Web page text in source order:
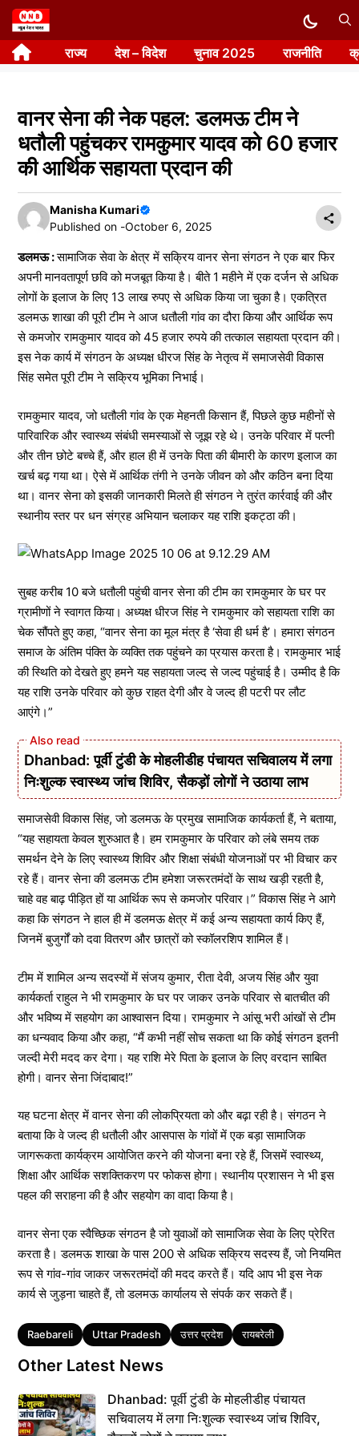
Skip
to
content राज्य देश – विदेश चुनाव 2025 राजनीति
वानर सेना की नेक पहल: डलमऊ टीम ने
धतौली पहुंचकर रामकुमार यादव को 60 हजार
की आर्थिक सहायता प्रदान की
Manisha Kumari
Published on -October 6, 2025
डलमऊ :सामाजिक सेवा के क्षेत्र में सक्रिय वानर सेना संगठन ने एक बार फिर
अपनी मानवतापूर्ण छवि को मजबूत किया है। बीते 1 महीने में एक दर्जन से अधिक
लोगों के इलाज के लिए 13 लाख रुपए से अधिक किया जा चुका है। एकत्रित
डलमऊ शाखा की पूरी टीम ने आज धतौली गांव का दौरा किया और आर्थिक रूप
से कमजोर रामकुमार यादव को 45 हजार रुपये की तत्काल सहायता प्रदान की।
इस नेक कार्य में संगठन के अध्यक्ष धीरज सिंह के नेतृत्व में समाजसेवी विकास
सिंह समेत पूरी टीम ने सक्रिय भूमिका निभाई।
रामकुमार यादव, जो धतौली गांव के एक मेहनती किसान हैं, पिछले कुछ महीनों से
पारिवारिक और स्वास्थ्य संबंधी समस्याओं से जूझ रहे थे। उनके परिवार में पत्नी
और तीन छोटे बच्चे हैं, और हाल ही में उनके पिता की बीमारी के कारण इलाज का
खर्च बढ़ गया था। ऐसे में आर्थिक तंगी ने उनके जीवन को और कठिन बना दिया
था। वानर सेना को इसकी जानकारी मिलते ही संगठन ने तुरंत कार्रवाई की और
स्थानीय स्तर पर धन संग्रह अभियान चलाकर यह राशि इकट्ठा की।
सुबह करीब 10 बजे धतौली पहुंची वानर सेना की टीम का रामकुमार के घर पर
ग्रामीणों ने स्वागत किया। अध्यक्ष धीरज सिंह ने रामकुमार को सहायता राशि का
चेक सौंपते हुए कहा, “वानर सेना का मूल मंत्र है ‘सेवा ही धर्म है’। हमारा संगठन
समाज के अंतिम पंक्ति के व्यक्ति तक पहुंचने का प्रयास करता है। रामकुमार भाई
की स्थिति को देखते हुए हमने यह सहायता जल्द से जल्द पहुंचाई है। उम्मीद है कि
यह राशि उनके परिवार को कुछ राहत देगी और वे जल्द ही पटरी पर लौट
आएंगे।”
Dhanbad: पूर्वी टुंडी के मोहलीडीह पंचायत सचिवालय में लगा
निःशुल्क स्वास्थ्य जांच शिविर, सैकड़ों लोगों ने उठाया लाभ
समाजसेवी विकास सिंह, जो डलमऊ के प्रमुख सामाजिक कार्यकर्ता हैं, ने बताया,
“यह सहायता केवल शुरुआत है। हम रामकुमार के परिवार को लंबे समय तक
समर्थन देने के लिए स्वास्थ्य शिविर और शिक्षा संबंधी योजनाओं पर भी विचार कर
रहे हैं। वानर सेना की डलमऊ टीम हमेशा जरूरतमंदों के साथ खड़ी रहती है,
चाहे वह बाढ़ पीड़ित हों या आर्थिक रूप से कमजोर परिवार।” विकास सिंह ने आगे
कहा कि संगठन ने हाल ही में डलमऊ क्षेत्र में कई अन्य सहायता कार्य किए हैं,
जिनमें बुजुर्गों को दवा वितरण और छात्रों को स्कॉलरशिप शामिल हैं।
टीम में शामिल अन्य सदस्यों में संजय कुमार, रीता देवी, अजय सिंह और युवा
कार्यकर्ता राहुल ने भी रामकुमार के घर पर जाकर उनके परिवार से बातचीत की
और भविष्य में सहयोग का आश्वासन दिया। रामकुमार ने आंसू भरी आंखों से टीम
का धन्यवाद किया और कहा, “मैं कभी नहीं सोच सकता था कि कोई संगठन इतनी
जल्दी मेरी मदद कर देगा। यह राशि मेरे पिता के इलाज के लिए वरदान साबित
होगी। वानर सेना जिंदाबाद!”
यह घटना क्षेत्र में वानर सेना की लोकप्रियता को और बढ़ा रही है। संगठन ने
बताया कि वे जल्द ही धतौली और आसपास के गांवों में एक बड़ा सामाजिक
जागरूकता कार्यक्रम आयोजित करने की योजना बना रहे हैं, जिसमें स्वास्थ्य,
शिक्षा और आर्थिक सशक्तिकरण पर फोकस होगा। स्थानीय प्रशासन ने भी इस
पहल की सराहना की है और सहयोग का वादा किया है।
वानर सेना एक स्वैच्छिक संगठन है जो युवाओं को सामाजिक सेवा के लिए प्रेरित
करता है। डलमऊ शाखा के पास 200 से अधिक सक्रिय सदस्य हैं, जो नियमित
रूप से गांव-गांव जाकर जरूरतमंदों की मदद करते हैं। यदि आप भी इस नेक
कार्य से जुड़ना चाहते हैं, तो डलमऊ कार्यालय से संपर्क कर सकते हैं।
Tags
Raebareli Uttar Pradesh उत्तर प्रदेश रायबरेली
Other Latest News
Dhanbad: पूर्वी टुंडी के मोहलीडीह पंचायत
सचिवालय में लगा निःशुल्क स्वास्थ्य जांच शिविर,